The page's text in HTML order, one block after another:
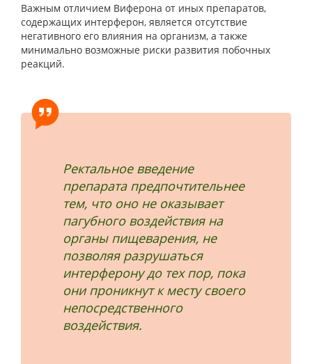
Важным отличием Виферона от иных препаратов,
содержащих интерферон, является отсутствие
негативного его влияния на организм, а также
минимально возможные риски развития побочных
реакций.
Ректальное введение
препарата предпочтительнее
тем, что оно не оказывает
пагубного воздействия на
органы пищеварения, не
позволяя разрушаться
интерферону до тех пор, пока
они проникнут к месту своего
непосредственного
воздействия.